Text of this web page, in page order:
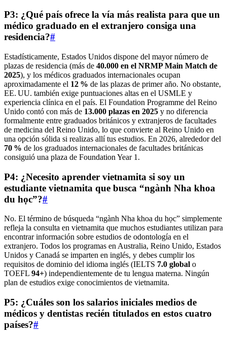
P3: ¿Qué país ofrece la vía más realista para que un
médico graduado en el extranjero consiga una
residencia?#
Estadísticamente, Estados Unidos dispone del mayor número de
plazas de residencia (más de 40.000 en el NRMP Main Match de
2025), y los médicos graduados internacionales ocupan
aproximadamente el 12 % de las plazas de primer año. No obstante,
EE. UU. también exige puntuaciones altas en el USMLE y
experiencia clínica en el país. El Foundation Programme del Reino
Unido contó con más de 13.000 plazas en 2025 y no diferencia
formalmente entre graduados británicos y extranjeros de facultades
de medicina del Reino Unido, lo que convierte al Reino Unido en
una opción sólida si realizas allí tus estudios. En 2026, alrededor del
70 % de los graduados internacionales de facultades británicas
consiguió una plaza de Foundation Year 1.
P4: ¿Necesito aprender vietnamita si soy un
estudiante vietnamita que busca “ngành Nha khoa
du học”?#
No. El término de búsqueda “ngành Nha khoa du học” simplemente
refleja la consulta en vietnamita que muchos estudiantes utilizan para
encontrar información sobre estudios de odontología en el
extranjero. Todos los programas en Australia, Reino Unido, Estados
Unidos y Canadá se imparten en inglés, y debes cumplir los
requisitos de dominio del idioma inglés (IELTS 7.0 global o
TOEFL 94+) independientemente de tu lengua materna. Ningún
plan de estudios exige conocimientos de vietnamita.
P5: ¿Cuáles son los salarios iniciales medios de
médicos y dentistas recién titulados en estos cuatro
países?#